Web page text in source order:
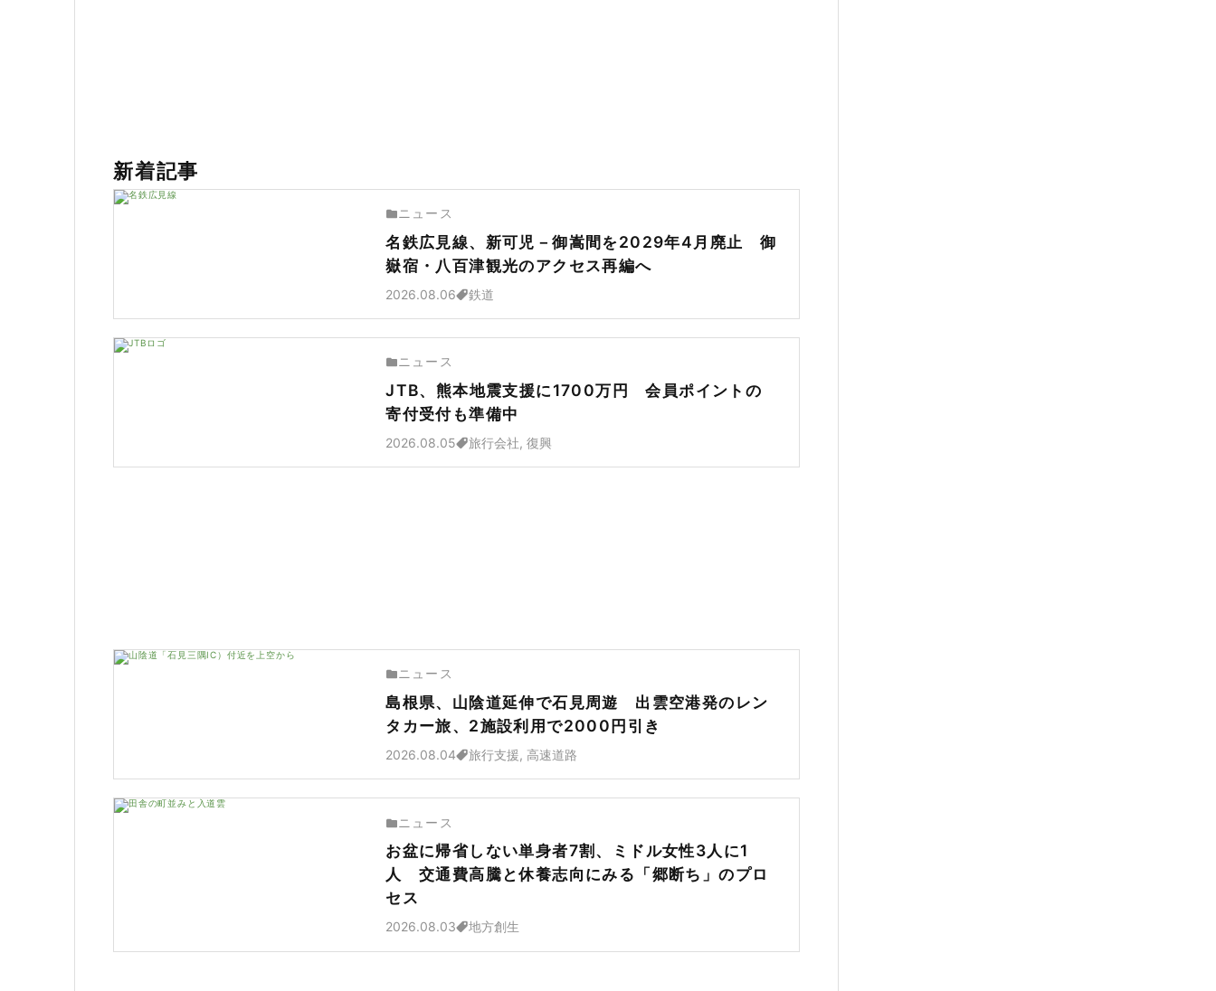
新着記事
ニュース
名鉄広見線、新可児－御嵩間を2029年4月廃止 御
嶽宿・八百津観光のアクセス再編へ
2026.08.06 鉄道
ニュース
JTB、熊本地震支援に1700万円 会員ポイントの
寄付受付も準備中
2026.08.05 旅行会社, 復興
ニュース
島根県、山陰道延伸で石見周遊 出雲空港発のレン
タカー旅、2施設利用で2000円引き
2026.08.04 旅行支援, 高速道路
ニュース
お盆に帰省しない単身者7割、ミドル女性3人に1
人 交通費高騰と休養志向にみる「郷断ち」のプロ
セス
2026.08.03 地方創生